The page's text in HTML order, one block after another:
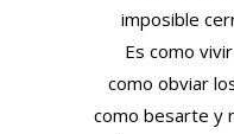
imposible
Es como
como obviar
como besarte y